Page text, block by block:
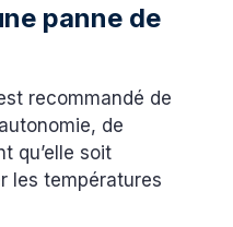
panne de
recommandé de
de
qu’elle soit
les températures